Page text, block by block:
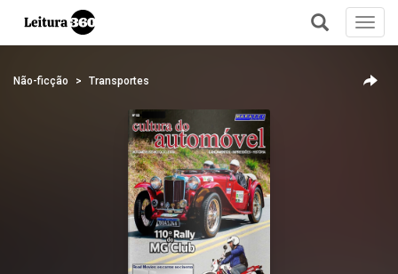
+
Não-ficção Transportes